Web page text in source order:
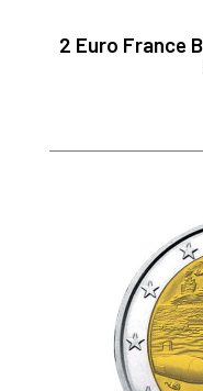
2 Euro France